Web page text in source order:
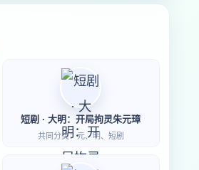
短剧 · 大明：开局拘灵朱元璋
共同分类：元、明、短剧